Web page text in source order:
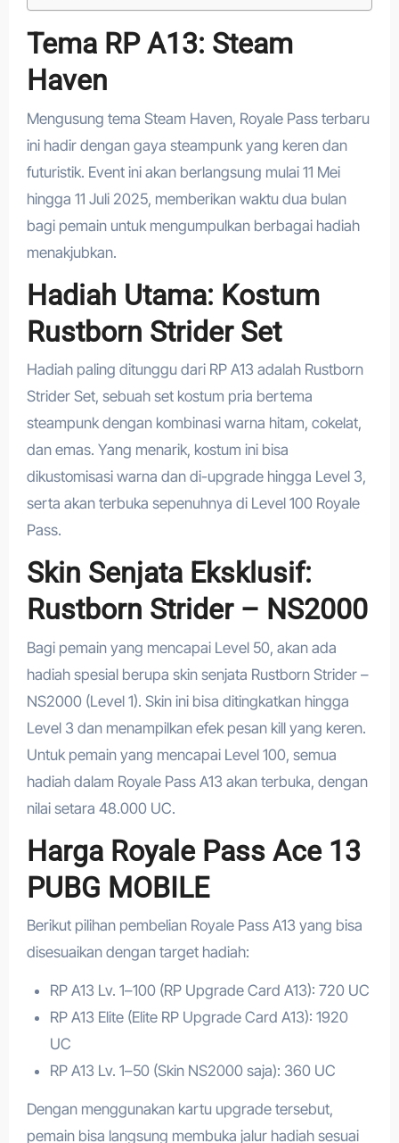
Tema RP A13: Steam
Haven
Mengusung tema Steam Haven, Royale Pass terbaru
ini hadir dengan gaya steampunk yang keren dan
futuristik. Event ini akan berlangsung mulai 11 Mei
hingga 11 Juli 2025, memberikan waktu dua bulan
bagi pemain untuk mengumpulkan berbagai hadiah
menakjubkan.
Hadiah Utama: Kostum
Rustborn Strider Set
Hadiah paling ditunggu dari RP A13 adalah Rustborn
Strider Set, sebuah set kostum pria bertema
steampunk dengan kombinasi warna hitam, cokelat,
dan emas. Yang menarik, kostum ini bisa
dikustomisasi warna dan di-upgrade hingga Level 3,
serta akan terbuka sepenuhnya di Level 100 Royale
Pass.
Skin Senjata Eksklusif:
Rustborn Strider – NS2000
Bagi pemain yang mencapai Level 50, akan ada
hadiah spesial berupa skin senjata Rustborn Strider –
NS2000 (Level 1). Skin ini bisa ditingkatkan hingga
Level 3 dan menampilkan efek pesan kill yang keren.
Untuk pemain yang mencapai Level 100, semua
hadiah dalam Royale Pass A13 akan terbuka, dengan
nilai setara 48.000 UC.
Harga Royale Pass Ace 13
PUBG MOBILE
Berikut pilihan pembelian Royale Pass A13 yang bisa
disesuaikan dengan target hadiah:
RP A13 Lv. 1–100 (RP Upgrade Card A13): 720 UC
RP A13 Elite (Elite RP Upgrade Card A13): 1920
UC
RP A13 Lv. 1–50 (Skin NS2000 saja): 360 UC
Dengan menggunakan kartu upgrade tersebut,
pemain bisa langsung membuka jalur hadiah sesuai